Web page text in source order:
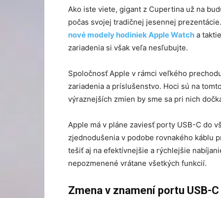
Ako iste viete, gigant z Cupertina už na
počas svojej tradičnej jesennej
nové modely hodiniek Apple Watch a
zariadenia si však veľa nesľubujte.
Spoločnosť Apple v rámci veľkého
zariadenia a príslušenstvo. Hoci sú na
výraznejších zmien by sme sa pri nich
Apple má v pláne zaviesť porty USB-C do
zjednodušenia v podobe rovnakého káblu
tešiť aj na efektívnejšie a rýchlejšie
nepozmenené vrátane všetkých funkcií.
Zmena v znamení portu USB-C